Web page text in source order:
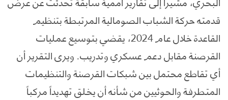
قدمته حركة الشباب الصومالية المرتبطة بتنظيم
القاعدة خلال عام 2024، يقضي بتوسيع عمليات
القرصنة مقابل دعم عسكري وتدريب. ويرى التقرير أن
أي تقاطع محتمل بين شبكات القرصنة والتنظيمات
المتطرفة والحوثيين من شأنه أن يخلق تهديداً مركباً